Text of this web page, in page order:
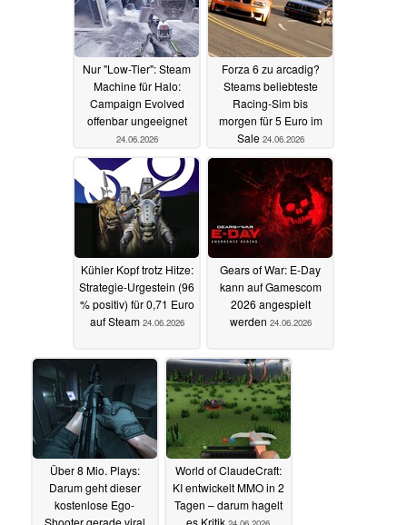
Nur "Low-Tier": Steam
Machine für Halo:
Campaign Evolved
offenbar ungeeignet
24.06.2026
Forza 6 zu arcadig?
Steams beliebteste
Racing-Sim bis
morgen für 5 Euro im
Sale 24.06.2026
Kühler Kopf trotz Hitze:
Strategie-Urgestein (96
% positiv) für 0,71 Euro
auf Steam 24.06.2026
Gears of War: E-Day
kann auf Gamescom
2026 angespielt
werden 24.06.2026
Über 8 Mio. Plays:
Darum geht dieser
kostenlose Ego-
Shooter gerade viral
World of ClaudeCraft:
KI entwickelt MMO in 2
Tagen – darum hagelt
es Kritik